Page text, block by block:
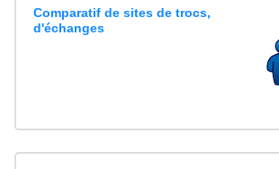
Comparatif de sites de trocs,
d'échanges